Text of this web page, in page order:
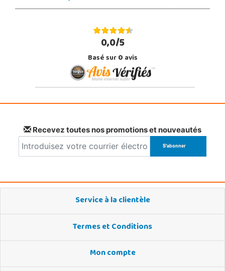
0,0/5
Basé sur0avis
Recevez toutes nos promotions et nouveautés
Service à la clientèle
Termes et Conditions
Mon compte